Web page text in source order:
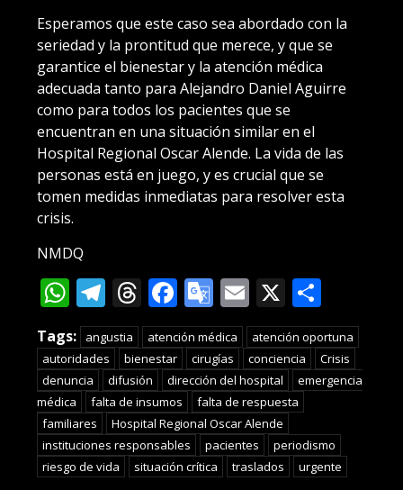
Esperamos que este caso sea abordado con la
seriedad y la prontitud que merece, y que se
garantice el bienestar y la atención médica
adecuada tanto para Alejandro Daniel Aguirre
como para todos los pacientes que se
encuentran en una situación similar en el
Hospital Regional Oscar Alende. La vida de las
personas está en juego, y es crucial que se
tomen medidas inmediatas para resolver esta
crisis.
NMDQ
WhatsApp
Telegram
Threads
Facebook
Google
Translate
Email
X
Tags: angustia atención médica
atención oportuna
autoridades
bienestar cirugías conciencia
Crisis
denuncia
difusión dirección del hospital
emergencia
médica
falta de insumos
falta de respuesta
familiares
Hospital Regional Oscar Alende
instituciones responsables
pacientes
periodismo
riesgo de vida
situación crítica traslados urgente